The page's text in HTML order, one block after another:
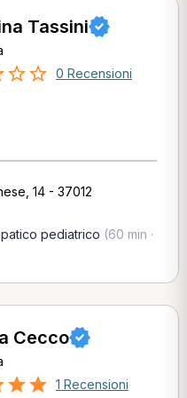
Tassini
0 Recensioni
14 - 37012
pediatrico (60 min ·
Cecco
1 Recensioni